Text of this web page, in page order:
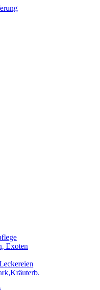
Exoten